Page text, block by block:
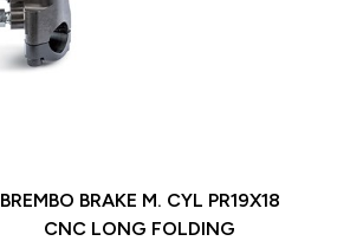
BREMBO BRAKE M. CYL PR19X18
CNC LONG FOLDING